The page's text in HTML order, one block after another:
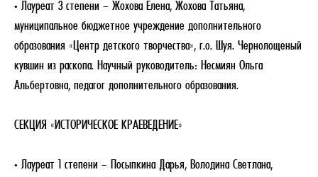
• Лауреат 3 степени – Жохова Елена, Жохова Татьяна,
муниципальное бюджетное учреждение дополнительного
образования «Центр детского творчества», г.о. Шуя. Чернолощеный
кувшин из раскопа. Научный руководитель: Несмиян Ольга
Альбертовна, педагог дополнительного образования.
СЕКЦИЯ «ИСТОРИЧЕСКОЕ КРАЕВЕДЕНИЕ»
• Лауреат 1 степени – Посыпкина Дарья, Володина Светлана,